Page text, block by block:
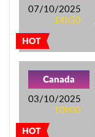
HOT
07/10/2025
14h30
HOT
Canada
03/10/2025
10h00